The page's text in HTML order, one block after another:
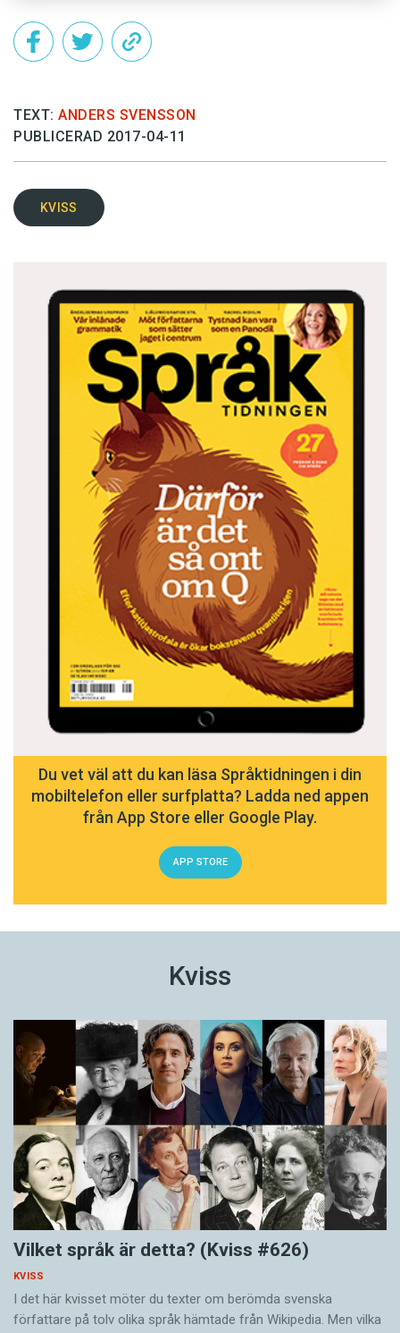
TEXT: ANDERS SVENSSON
PUBLICERAD 2017-04-11
KVISS
Du vet väl att du kan läsa Språktidningen i din
mobiltelefon eller surfplatta? Ladda ned appen
från App Store eller Google Play.
APP STORE
Kviss
Vilket språk är detta? (Kviss #626)
KVISS
I det här kvisset möter du texter om berömda svenska
författare på tolv olika språk hämtade från Wikipedia. Men vilka